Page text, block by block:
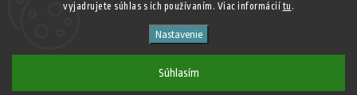
vyjadrujete súhlas s ich používaním. Viac informácií tu .
Nastavenie
Súhlasím
ADISPORT.sk - adidas online športový obchod
práva vyhradené.